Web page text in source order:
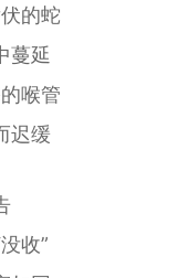
的蛇
蔓延
喉管
迟缓
收”